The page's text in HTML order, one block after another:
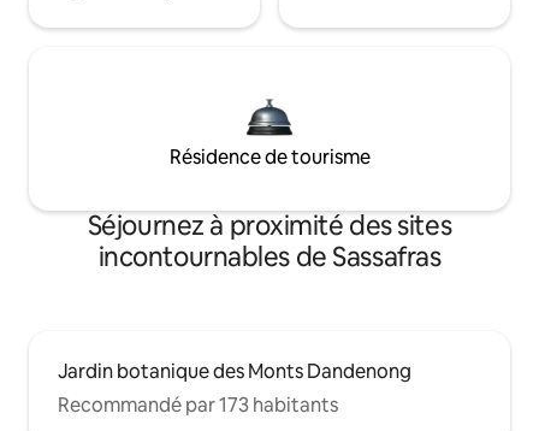
Résidence de tourisme
Séjournez à proximité des sites
incontournables de Sassafras
Jardin botanique des Monts Dandenong
Recommandé par 173 habitants